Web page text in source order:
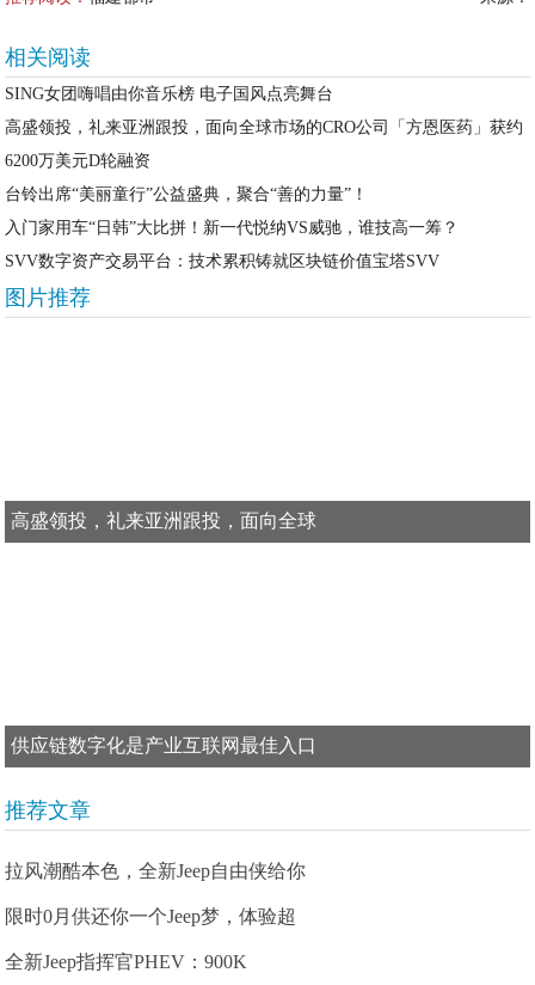
相关阅读
SING女团嗨唱由你音乐榜 电子国风点亮舞台
高盛领投，礼来亚洲跟投，面向全球市场的CRO公司「方恩医药」获约
6200万美元D轮融资
台铃出席“美丽童行”公益盛典，聚合“善的力量”！
入门家用车“日韩”大比拼！新一代悦纳VS威驰，谁技高一筹？
SVV数字资产交易平台：技术累积铸就区块链价值宝塔SVV
图片推荐
高盛领投，礼来亚洲跟投，面向全球
供应链数字化是产业互联网最佳入口
推荐文章
拉风潮酷本色，全新Jeep自由侠给你
限时0月供还你一个Jeep梦，体验超
全新Jeep指挥官PHEV：900K